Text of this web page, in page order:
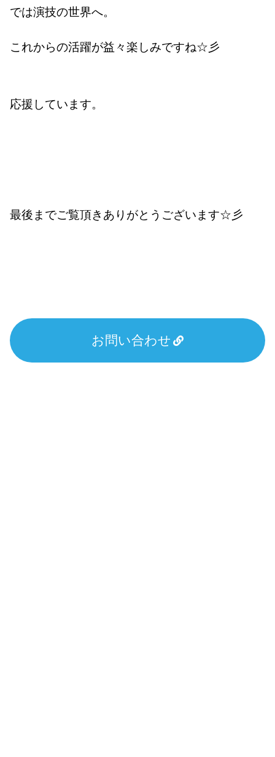
では演技の世界へ。
これからの活躍が益々楽しみですね☆彡
応援しています。
最後までご覧頂きありがとうございます☆彡
お問い合わせ